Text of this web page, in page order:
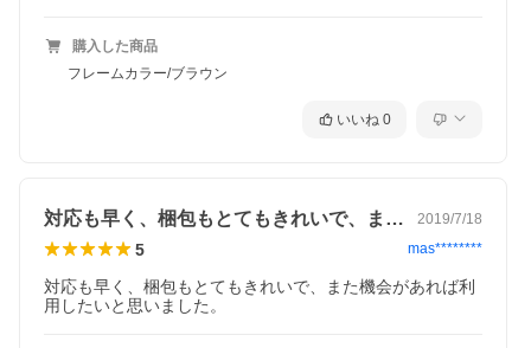
時刻盤のストーンは、SWAROVSKI社製を使用し、時計のムーブ
メントはリズム時計社製を使用しており、メーカーによる1年間保
購入した商品
フレームカラー/ブラウン
いいね 0
対応も早く、梱包もとてもきれいで、また… 2019/7/18
5 mas********
対応も早く、梱包もとてもきれいで、また機会があれば利
用したいと思いました。